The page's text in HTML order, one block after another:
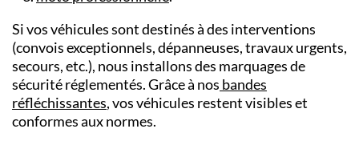
Si vos véhicules sont destinés à des interventions
(convois exceptionnels, dépanneuses, travaux urgents,
secours, etc.), nous installons des marquages de
sécurité réglementés. Grâce à nos bandes
réfléchissantes, vos véhicules restent visibles et
conformes aux normes.